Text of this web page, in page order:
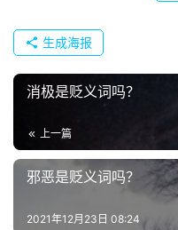
生成海报
消极是贬义词吗？
上一篇
邪恶是贬义词吗？
2021年12月23日 08:24